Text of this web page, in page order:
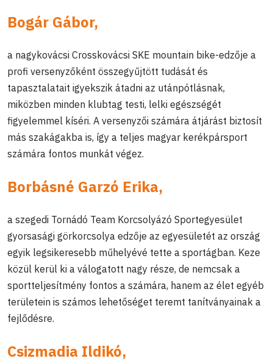
Bogár Gábor,
a nagykovácsi Crosskovácsi SKE mountain bike-edzője a
profi versenyzőként összegyűjtött tudását és
tapasztalatait igyekszik átadni az utánpótlásnak,
miközben minden klubtag testi, lelki egészségét
figyelemmel kíséri. A versenyzői számára átjárást biztosít
más szakágakba is, így a teljes magyar kerékpársport
számára fontos munkát végez.
Borbásné Garzó Erika,
a szegedi Tornádó Team Korcsolyázó Sportegyesület
gyorsasági görkorcsolya edzője az egyesületét az ország
egyik legsikeresebb műhelyévé tette a sportágban. Keze
közül kerül ki a válogatott nagy része, de nemcsak a
sportteljesítmény fontos a számára, hanem az élet egyéb
területein is számos lehetőséget teremt tanítványainak a
fejlődésre.
Csizmadia Ildikó,